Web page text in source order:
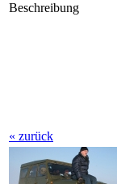
Beschreibung
« zurück